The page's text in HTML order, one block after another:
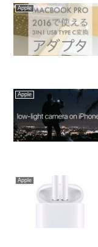
Apple
Apple
Apple